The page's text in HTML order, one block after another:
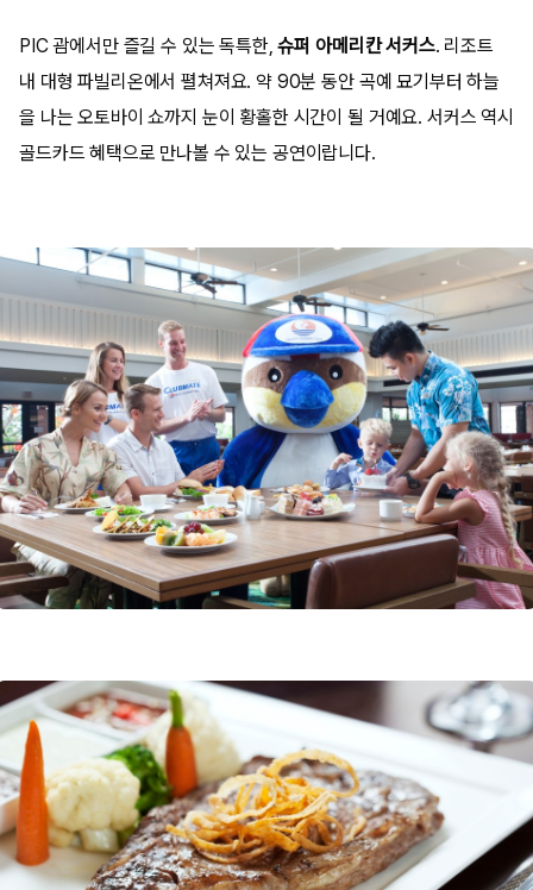
PIC 괌에서만 즐길 수 있는 독특한,슈퍼 아메리칸 서커스. 리조트
내 대형 파빌리온에서 펼쳐져요. 약 90분 동안 곡예 묘기부터 하늘
을 나는 오토바이 쇼까지 눈이 황홀한 시간이 될 거예요. 서커스 역시
골드카드 혜택으로 만나볼 수 있는 공연이랍니다.